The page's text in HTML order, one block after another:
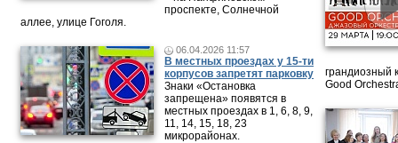
проспекте, Солнечной
аллее, улице Гоголя.
06.04.2026 11:57
В местных проездах у 15-ти
корпусов запретят парковку
Знаки «Остановка
запрещена» появятся в
местных проездах в 1, 6, 8, 9,
11, 14, 15, 18, 23
микрорайонах.
грандиозный
Good